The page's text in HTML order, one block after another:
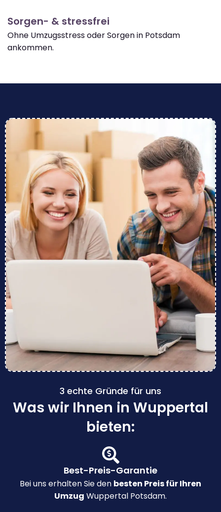
Sorgen- & stressfrei
Ohne Umzugsstress oder Sorgen in Potsdam
ankommen.
3 echte Gründe für uns
Was wir Ihnen in Wuppertal
bieten:
Best-Preis-Garantie
Bei uns erhalten Sie den besten Preis für Ihren
Umzug Wuppertal Potsdam.